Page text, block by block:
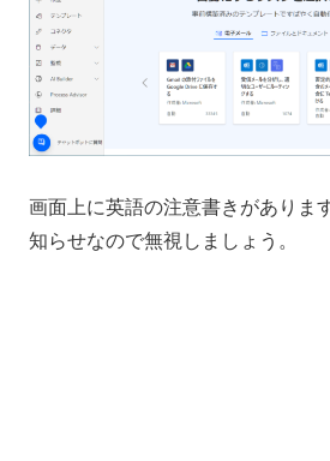
画面上に英語の注意書きがありま
知らせなので無視しましょう。